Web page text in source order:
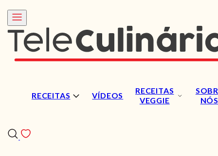
RECEITAS VÍDEOS
RECEITAS
VEGGIE
NÓS